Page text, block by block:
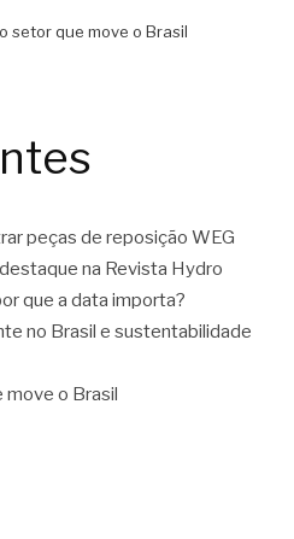
setor que move o Brasil
peças de reposição WEG
na Revista Hydro
que a data importa?
no Brasil e sustentabilidade
move o Brasil